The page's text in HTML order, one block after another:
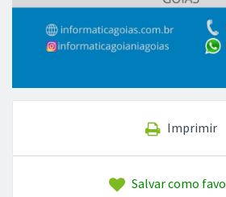
Imprimir
Salvar como